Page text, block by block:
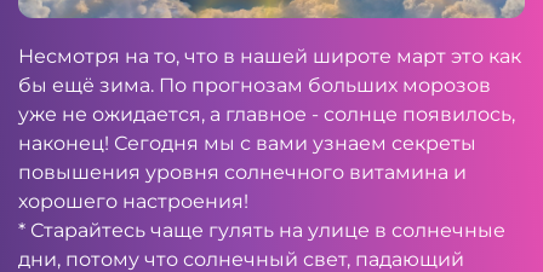
Несмотря на то, что в нашей широте март это как
бы ещё зима. По прогнозам больших морозов
уже не ожидается, а главное - солнце появилось,
наконец! Сегодня мы с вами узнаем секреты
повышения уровня солнечного витамина и
хорошего настроения!
* Старайтесь чаще гулять на улице в солнечные
дни, потому что солнечный свет, падающий